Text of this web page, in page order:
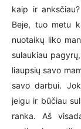
kaip ir
Beje, tuo metu
nuotaikų liko
sulaukiau
liaupsių savo
savo darbui.
jeigu ir būčiau
ranka. Aš